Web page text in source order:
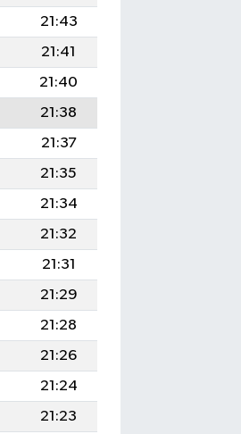
21:43
21:41
21:40
21:38
21:37
21:35
21:34
21:32
21:31
21:29
21:28
21:26
21:24
21:23